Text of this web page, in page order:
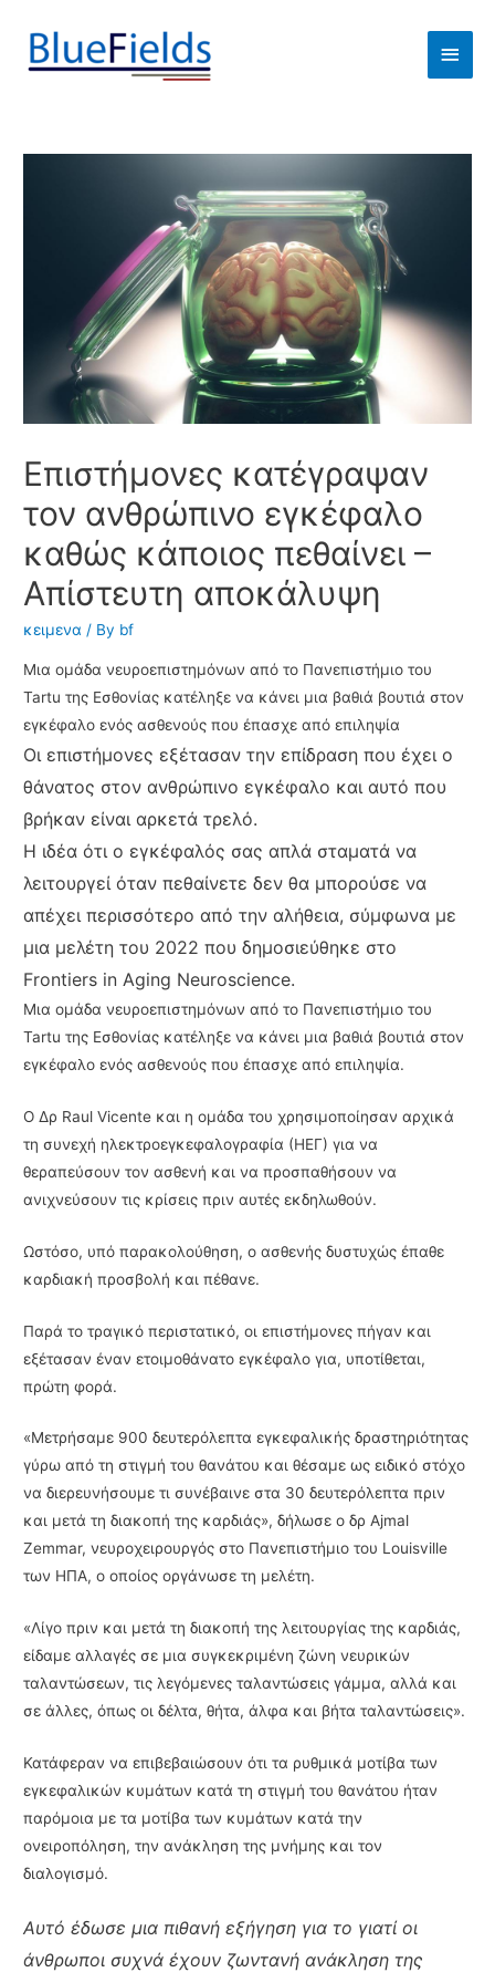
Επιστήμονες κατέγραψαν
τον ανθρώπινο εγκέφαλο
καθώς κάποιος πεθαίνει –
Απίστευτη αποκάλυψη
κειμενα / By bf
Μια ομάδα νευροεπιστημόνων από το Πανεπιστήμιο του
Tartu της Εσθονίας κατέληξε να κάνει μια βαθιά βουτιά στον
εγκέφαλο ενός ασθενούς που έπασχε από επιληψία
Οι επιστήμονες εξέτασαν την επίδραση που έχει ο
θάνατος στον ανθρώπινο εγκέφαλο και αυτό που
βρήκαν είναι αρκετά τρελό.
Η ιδέα ότι ο εγκέφαλός σας απλά σταματά να
λειτουργεί όταν πεθαίνετε δεν θα μπορούσε να
απέχει περισσότερο από την αλήθεια, σύμφωνα με
μια μελέτη του 2022 που δημοσιεύθηκε στο
Frontiers in Aging Neuroscience.
Μια ομάδα νευροεπιστημόνων από το Πανεπιστήμιο του
Tartu της Εσθονίας κατέληξε να κάνει μια βαθιά βουτιά στον
εγκέφαλο ενός ασθενούς που έπασχε από επιληψία.
Ο Δρ Raul Vicente και η ομάδα του χρησιμοποίησαν αρχικά
τη συνεχή ηλεκτροεγκεφαλογραφία (ΗΕΓ) για να
θεραπεύσουν τον ασθενή και να προσπαθήσουν να
ανιχνεύσουν τις κρίσεις πριν αυτές εκδηλωθούν.
Ωστόσο, υπό παρακολούθηση, ο ασθενής δυστυχώς έπαθε
καρδιακή προσβολή και πέθανε.
Παρά το τραγικό περιστατικό, οι επιστήμονες πήγαν και
εξέτασαν έναν ετοιμοθάνατο εγκέφαλο για, υποτίθεται,
πρώτη φορά.
«Μετρήσαμε 900 δευτερόλεπτα εγκεφαλικής δραστηριότητας
γύρω από τη στιγμή του θανάτου και θέσαμε ως ειδικό στόχο
να διερευνήσουμε τι συνέβαινε στα 30 δευτερόλεπτα πριν
και μετά τη διακοπή της καρδιάς», δήλωσε ο δρ Ajmal
Zemmar, νευροχειρουργός στο Πανεπιστήμιο του Louisville
των ΗΠΑ, ο οποίος οργάνωσε τη μελέτη.
«Λίγο πριν και μετά τη διακοπή της λειτουργίας της καρδιάς,
είδαμε αλλαγές σε μια συγκεκριμένη ζώνη νευρικών
ταλαντώσεων, τις λεγόμενες ταλαντώσεις γάμμα, αλλά και
σε άλλες, όπως οι δέλτα, θήτα, άλφα και βήτα ταλαντώσεις».
Κατάφεραν να επιβεβαιώσουν ότι τα ρυθμικά μοτίβα των
εγκεφαλικών κυμάτων κατά τη στιγμή του θανάτου ήταν
παρόμοια με τα μοτίβα των κυμάτων κατά την
ονειροπόληση, την ανάκληση της μνήμης και τον
διαλογισμό.
Αυτό έδωσε μια πιθανή εξήγηση για το γιατί οι
άνθρωποι συχνά έχουν ζωντανή ανάκληση της